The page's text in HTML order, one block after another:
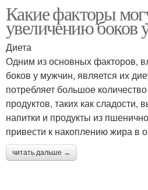
Какие факторы
увеличению боков
Диета
Одним из основных факторов,
боков у мужчин, является их
потребляет большое
продуктов, таких как сладости,
напитки и продукты из
привести к накоплению жира в
читать дальше →